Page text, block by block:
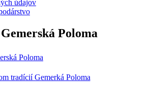
údajov
Poloma
tradícií Gemerká Poloma